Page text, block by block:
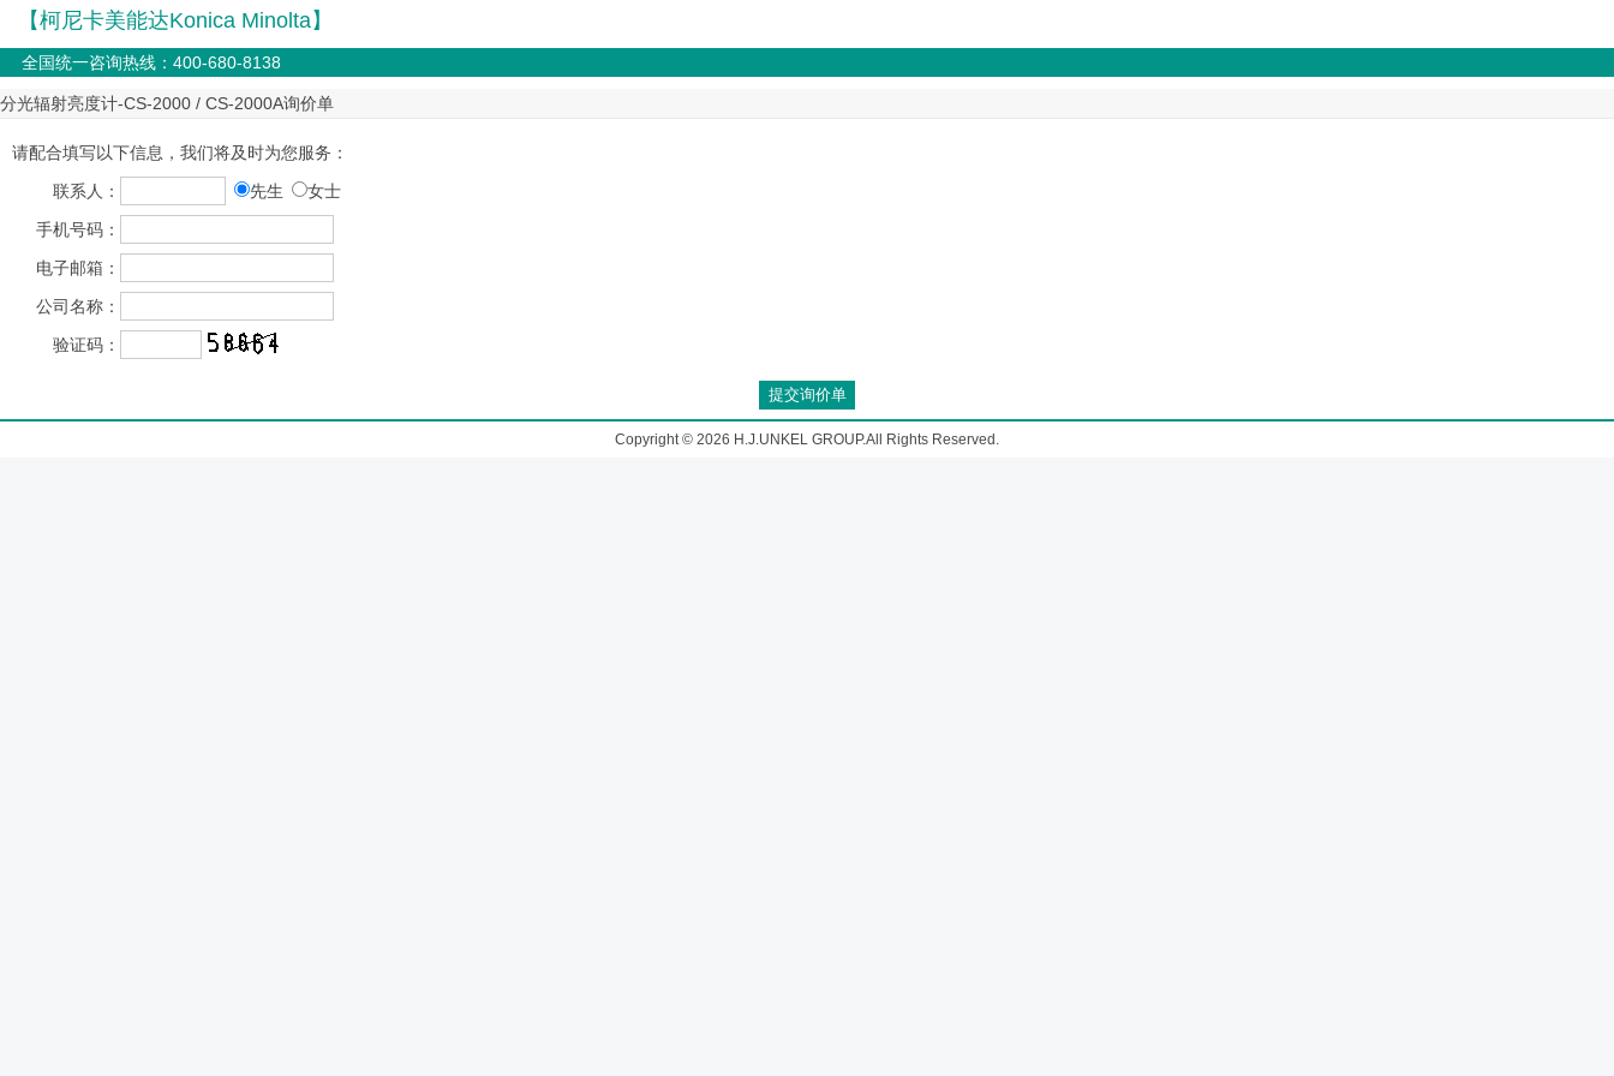
【柯尼卡美能达Konica Minolta】
全国统一咨询热线：400-680-8138
分光辐射亮度计-CS-2000 / CS-2000A询价单
请配合填写以下信息，我们将及时为您服务：
联系人：
先生
女士
手机号码：
电子邮箱：
公司名称：
验证码：
Copyright © 2026 H.J.UNKEL GROUP.All Rights Reserved.